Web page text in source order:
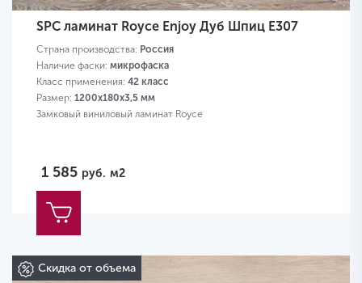
SPC ламинат Royce Enjoy Дуб Шпиц Е307
Страна производства: Россия
Наличие фаски: микрофаска
Класс применения: 42 класс
Размер: 1200х180х3,5 мм
Замковый виниловый ламинат Royce
1 585 руб. м2
Скидка от объема